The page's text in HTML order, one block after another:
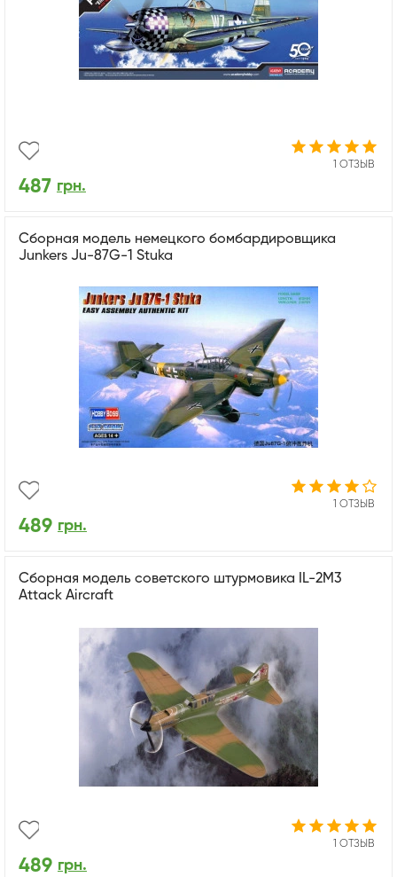
1 ОТЗЫВ
487 грн.
Сборная модель немецкого бомбардировщика
Junkers Ju-87G-1 Stuka
1 ОТЗЫВ
489 грн.
Сборная модель советского штурмовика IL-2M3
Attack Aircraft
1 ОТЗЫВ
489 грн.